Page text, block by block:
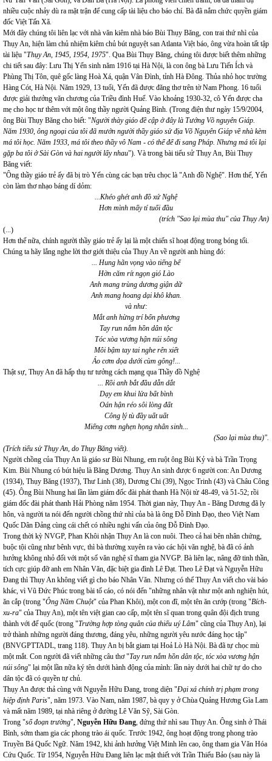
nhiều cuộc nhảy dù ra mặt trận để cung cấp tài liệu cho báo chí. Bà đã nắm chức quyền giám
đốc Việt Tấn Xã.
Mới đây chúng tôi liên lạc với nhà văn kiêm nhà báo Bùi Thụy Băng, con trai thứ nhì của
Thụy An, hiện làm chủ nhiệm kiêm chủ bút nguyệt san Atlanta Việt báo, ông vừa hoàn tất tập
tài liệu "Thụy An, 1945, 1954, 1975". Qua Bùi Thụy Băng, chúng tôi được biết thêm những
chi tiết sau đây: Lưu Thị Yến sinh năm 1916 tại Hà Nội, là con ông bà Lưu Tiến Ích và
Phùng Thị Tôn, quê gốc làng Hoà Xá, quận Vân Đình, tỉnh Hà Đông. Thủa nhỏ học trường
Hàng Cót, Hà Nội. Năm 1929, 13 tuổi, Yến đã được đăng thơ trên tờ Nam Phong. 16 tuổi
được giải thưởng văn chương của Triều đình Huế. Vào khoảng 1930-32, cô Yến được cha
mẹ cho học tư thêm với một ông thầy người Quảng Bình. (Trong điện thư ngày 15/9/2004,
ông Bùi Thụy Băng cho biết: "Người thày giáo đề cập ở đây là Tướng Võ nguyên Giáp.
Năm 1930, ông ngoại của tôi đã mướn người thầy giáo sử địa Võ Nguyên Giáp về nhà kèm
má tôi học. Năm 1933, má tôi theo thầy vô Nam - có thể để đi sang Pháp. Nhưng má tôi lại
gặp ba tôi ở Sài Gòn và hai người lấy nhau"). Và trong bài tiểu sử Thụy An, Bùi Thụy
Băng viết:
"Ông thầy giáo trẻ ấy đã bị trò Yến cùng các bạn trêu chọc là "Anh đồ Nghệ". Hơn thế, Yến
còn làm thơ nhạo báng dí dỏm:
...Khéo ghét anh đồ xứ Nghệ
Hơn mình mấy tí tuổi đầu
(trích "Sao lại mùa thu" của Thụy An)
(...)
Hơn thế nữa, chính người thầy giáo trẻ ấy lại là một chiến sĩ hoạt động trong bóng tối.
Chúng ta hãy lắng nghe lời thơ giới thiệu của Thụy An về người anh hùng đó:
... Hung hãn vọng vào tiếng bể
Hờn căm rít ngọn gió Lào
Anh mang trùng dương giận dữ
Anh mang hoang dại khô khan.
và như:
Mắt anh hừng trí bốn phương
Tay run nắm hồn dân tộc
Tóc xòa vương hận núi sông
Môi bậm tay tai nghe rên xiết
Áo cơm dọa dưới cùm gông!...
Thật sự, Thụy An đã hấp thụ tư tưởng cách mạng qua Thầy đồ Nghệ
... Rồi anh bắt đầu dẫn dắt
Dạy em khui lửa bất bình
Oán hận réo sôi lòng đất
Công lý tù đầy uất uất
Miếng cơm nghẹn họng nhân sinh...
(Sao lại mùa thu)".
(Trích tiểu sử Thụy An, do Thụy Băng viết).
Người chồng của Thụy An là giáo sư Bùi Nhung, em ruột ông Bùi Kỷ và bà Trần Trọng
Kim. Bùi Nhung có bút hiệu là Băng Dương. Thụy An sinh được 6 người con: An Dương
(1934), Thụy Băng (1937), Thư Linh (38), Dương Chi (39), Ngọc Trinh (43) và Châu Công
(45). Ông Bùi Nhung hai lần làm giám đốc đài phát thanh Hà Nội từ 48-49, và 51-52; rồi
giám đốc đài phát thanh Hải Phòng năm 1954. Thời gian này, Thụy An - Băng Dương đã ly
hôn, và người ta nói đến người chồng thứ nhì của bà là ông Đỗ Đình Đạo, theo Việt Nam
Quốc Dân Đảng cùng cái chết có nhiều nghi vấn của ông Đỗ Đình Đạo.
Trong thời kỳ NVGP, Phan Khôi nhận Thụy An là con nuôi. Theo cả hai bên nhân chứng,
buộc tội cũng như bênh vực, thì bà thường xuyên ra vào các hội văn nghệ, bà đã có ảnh
hưởng không nhỏ đối với một số văn nghệ sĩ tham gia NVGP. Bà liên lạc, nâng đỡ tinh thần,
tích cực giúp đỡ anh em Nhân Văn, đặc biệt gia đình Lê Đạt. Theo Lê Đạt và Nguyễn Hữu
Đang thì Thụy An không viết gì cho báo Nhân Văn. Nhưng có thể Thụy An viết cho vài báo
khác, vì Vũ Đức Phúc trong bài tố cáo, có nói đến "những nhân vật như một anh nghiện hút,
ăn cắp (trong "Ông Năm Chuột" của Phan Khôi), một con đĩ, một tên ăn cướp (trong "Bích-
xu-ra" của Thụy An), một tên việt gian cao cấp, một tên sĩ quan trong quân đội địch trung
thành với đế quốc (trong "Trường hợp tòng quân của thiếu uý Lâm" cũng của Thụy An), lại
trở thành những người đáng thương, đáng yêu, những người yêu nước đáng học tập"
(BNVGPTTADL, trang 118). Thụy An bị bắt giam tại Hoả Lò Hà Nội. Bà đã tự chọc mù
một mắt. Con người đã viết những câu thơ "Tay run nắm hồn dân tộc, tóc xòa vương hận
núi sông" lại một lần nữa ký tên dưới hành động của mình: lần này dưới hai chữ tự do cho
dân tộc đã có quyền tự chủ.
Thụy An được thả cùng với Nguyễn Hữu Đang, trong diện "Đại xá chính trị phạm trong
hiệp định Paris", năm 1973. Vào Nam, năm 1987, bà quy y ở Chùa Quảng Hương Gìa Lam
và mất năm 1989, tại nhà riêng ở đường Lê Văn Sỹ, Sài Gòn.
Trong "sổ đoạn trường", Nguyễn Hữu Đang, đứng thứ nhì sau Thụy An. Ông sinh ở Thái
Bình, sớm tham gia các phong trào ái quốc. Trước 1942, ông hoạt động trong phong trào
Truyền Bá Quốc Ngữ. Năm 1942, khi ảnh hưởng Việt Minh lên cao, ông tham gia Văn Hóa
Cứu Quốc. Từ 1954, Nguyễn Hữu Đang liên lạc mật thiết với Trần Thiếu Bảo (sau này là